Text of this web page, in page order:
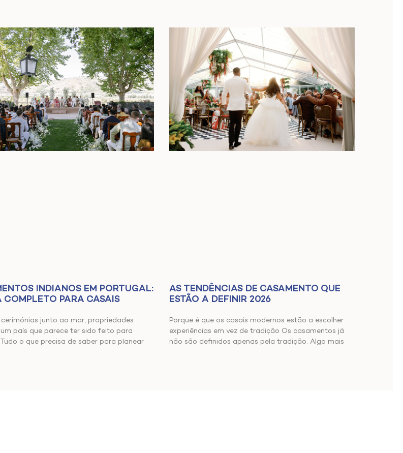
INDIANOS EM PORTUGAL:
COMPLETO PARA CASAIS
cerimónias junto ao mar, propriedades
país que parece ter sido feito para
o que precisa de saber para planear
AS TENDÊNCIAS DE CASAMENTO QUE
ESTÃO A DEFINIR 2026
Porque é que os casais modernos estão a escolher
experiências em vez de tradição Os casamentos já
não são definidos apenas pela tradição. Algo mais